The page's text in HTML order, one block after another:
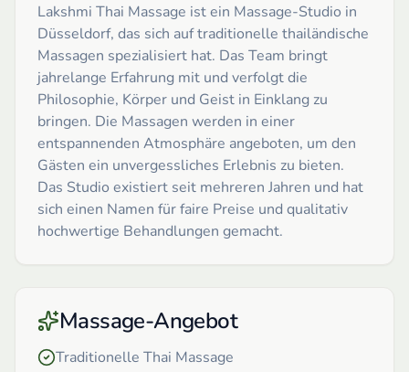
Lakshmi Thai Massage ist ein Massage-Studio in
Düsseldorf, das sich auf traditionelle thailändische
Massagen spezialisiert hat. Das Team bringt
jahrelange Erfahrung mit und verfolgt die
Philosophie, Körper und Geist in Einklang zu
bringen. Die Massagen werden in einer
entspannenden Atmosphäre angeboten, um den
Gästen ein unvergessliches Erlebnis zu bieten.
Das Studio existiert seit mehreren Jahren und hat
sich einen Namen für faire Preise und qualitativ
hochwertige Behandlungen gemacht.
Massage-Angebot
Traditionelle Thai Massage